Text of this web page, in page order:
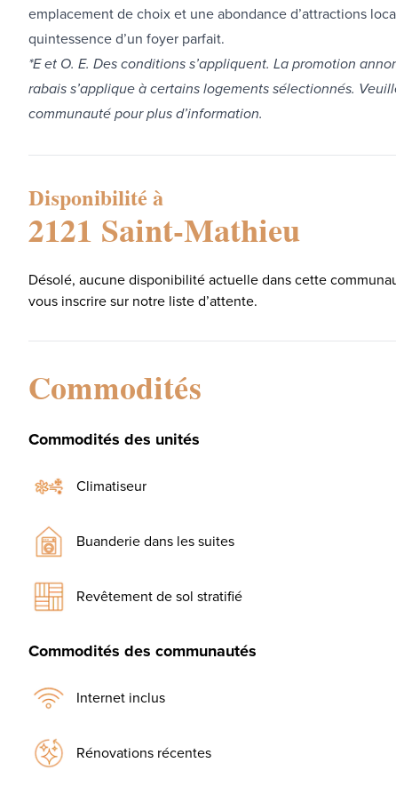
emplacement de choix et une abondance d’attractions
quintessence d’un foyer parfait.
*E et O. E. Des conditions s’appliquent. La promotion
rabais s’applique à certains logements sélectionnés.
communauté pour plus d’information.
Disponibilité à
2121 Saint-Mathieu
Désolé, aucune disponibilité actuelle dans cette
vous inscrire sur notre liste d’attente.
Commodités
Commodités des unités
Climatiseur
Buanderie dans les suites
Revêtement de sol stratifié
Commodités des communautés
Internet inclus
Rénovations récentes